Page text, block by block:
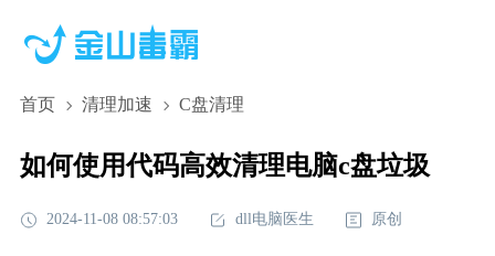
首页 清理加速 C盘清理
如何使用代码高效清理电脑c盘垃圾
2024-11-08 08:57:03 dll电脑医生 原创